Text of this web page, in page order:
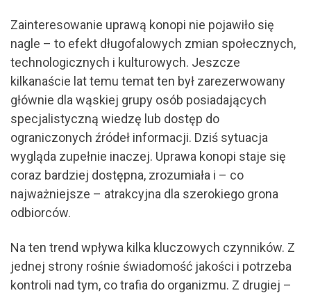
Zainteresowanie uprawą konopi nie pojawiło się
nagle – to efekt długofalowych zmian społecznych,
technologicznych i kulturowych. Jeszcze
kilkanaście lat temu temat ten był zarezerwowany
głównie dla wąskiej grupy osób posiadających
specjalistyczną wiedzę lub dostęp do
ograniczonych źródeł informacji. Dziś sytuacja
wygląda zupełnie inaczej. Uprawa konopi staje się
coraz bardziej dostępna, zrozumiała i – co
najważniejsze – atrakcyjna dla szerokiego grona
odbiorców.
Na ten trend wpływa kilka kluczowych czynników. Z
jednej strony rośnie świadomość jakości i potrzeba
kontroli nad tym, co trafia do organizmu. Z drugiej –